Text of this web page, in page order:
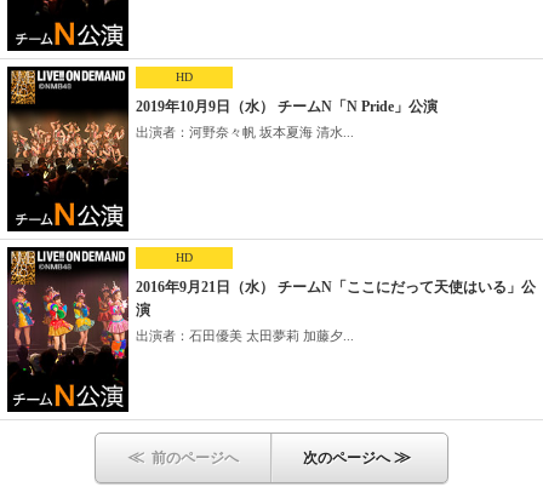
HD
2019年10月9日（水） チームN「N Pride」公演
出演者：河野奈々帆 坂本夏海 清水...
HD
2016年9月21日（水） チームN「ここにだって天使はいる」公
演
出演者：石田優美 太田夢莉 加藤夕...
≪ 前のページへ 次のページへ≫